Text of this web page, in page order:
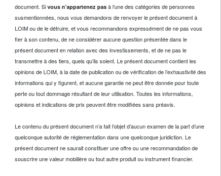
document. Si vous n’appartenez pas à l’une des catégories de personnes
susmentionnées, nous vous demandons de renvoyer le présent document à
LOIM ou de le détruire, et vous recommandons expressément de ne pas vous
fier à son contenu, de ne considérer aucune question présentée dans le
présent document en relation avec des investissements, et de ne pas le
transmettre à des tiers, quels qu’ils soient. Le présent document contient les
opinions de LOIM, à la date de publication ou de vérification de l’exhaustivité des
informations qui y figurent, et aucune garantie ne peut être donnée pour toute
perte ou tout dommage résultant de leur utilisation. Toutes les informations,
opinions et indications de prix peuvent être modifiées sans préavis.
Le contenu du présent document n’a fait l’objet d’aucun examen de la part d’une
quelconque autorité de réglementation dans une quelconque juridiction. Le
présent document ne saurait constituer une offre ou une recommandation de
souscrire une valeur mobilière ou tout autre produit ou instrument financier.